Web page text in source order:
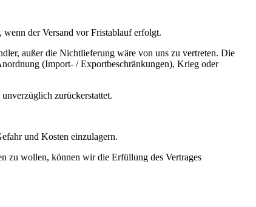
der Versand vor Fristablauf erfolgt.
außer die Nichtlieferung wäre von uns zu vertreten. Die
(Import- / Exportbeschränkungen), Krieg oder
zurückerstattet.
und Kosten einzulagern.
zu wollen, können wir die Erfüllung des Vertrages